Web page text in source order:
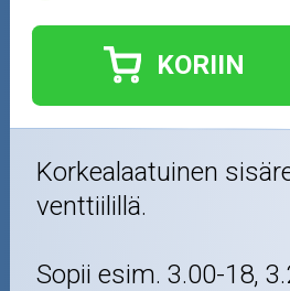
KORIIN
Korkealaatuinen
venttiilillä.
Sopii esim. 3.00-18,